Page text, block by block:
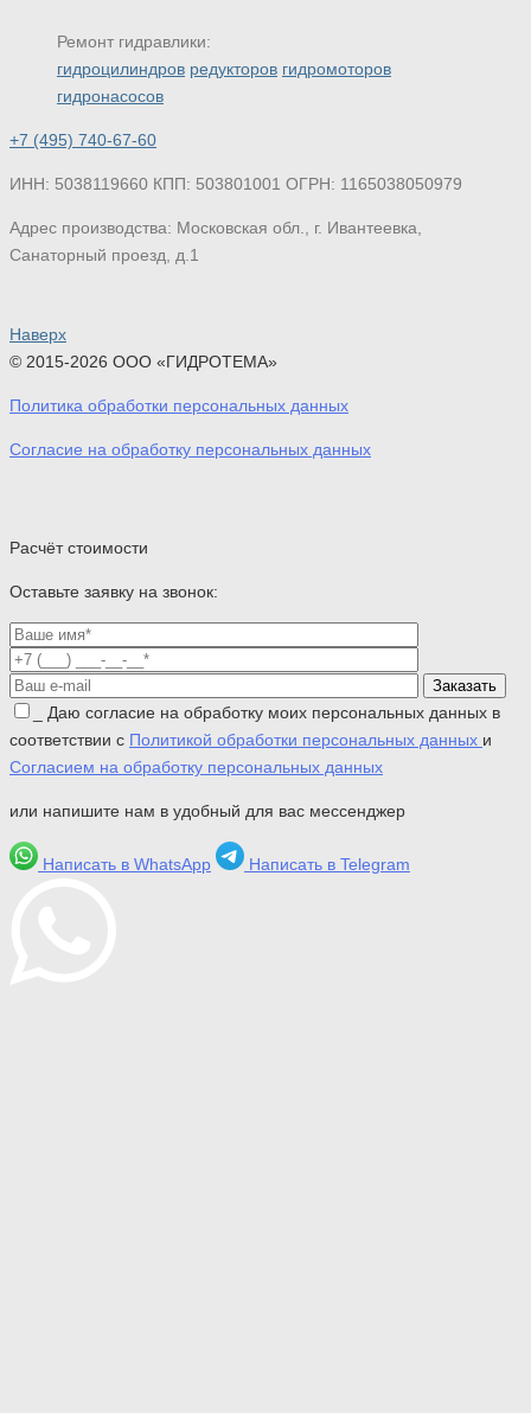
Ремонт гидравлики:
гидроцилиндров редукторов гидромоторов
гидронасосов
+7 (495) 740-67-60
ИНН: 5038119660 КПП: 503801001 ОГРН: 1165038050979
Адрес производства: Московская обл., г. Ивантеевка,
Санаторный проезд, д.1
Наверх
© 2015-2026 ООО «ГИДРОТЕМА»
Политика обработки персональных данных
Согласие на обработку персональных данных
Расчёт стоимости
Оставьте заявку на звонок:
Даю согласие на обработку моих персональных данных в
соответствии с Политикой обработки персональных данных и
Согласием на обработку персональных данных
или напишите нам в удобный для вас мессенджер
Написать в WhatsApp Написать в Telegram